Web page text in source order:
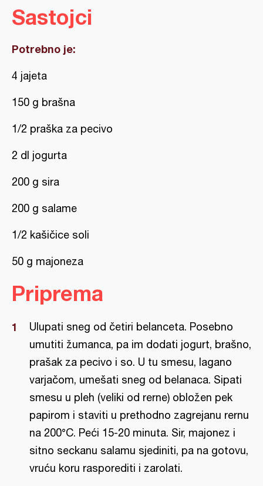
Sastojci
Potrebno je:
4 jajeta
150 g brašna
1/2 praška za pecivo
2 dl jogurta
200 g sira
200 g salame
1/2 kašičice soli
50 g majoneza
Priprema
Ulupati sneg od četiri belanceta. Posebno
umutiti žumanca, pa im dodati jogurt, brašno,
prašak za pecivo i so. U tu smesu, lagano
varjačom, umešati sneg od belanaca. Sipati
smesu u pleh (veliki od rerne) obložen pek
papirom i staviti u prethodno zagrejanu rernu
na 200°C. Peći 15-20 minuta. Sir, majonez i
sitno seckanu salamu sjediniti, pa na gotovu,
vruću koru rasporediti i zarolati.